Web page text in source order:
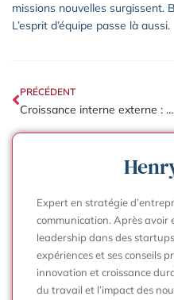
missions nouvelles surgissent.
L’esprit d’équipe passe là aussi.
PRÉCÉDENT
Croissance interne externe : quelles différences et quels choix stratégiques pour l’entreprise
Expert en stratégie
communication. Après avoir
leadership dans des
expériences et ses conseils
innovation et croissance
du travail et l’impact des